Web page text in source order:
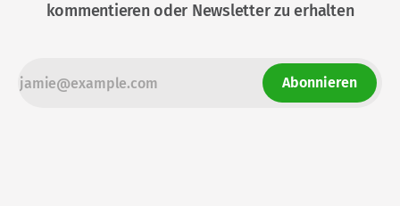
kommentieren oder Newsletter zu erhalten
Abonnieren